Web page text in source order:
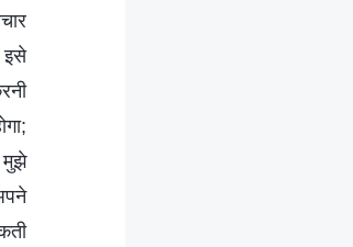
इसे
मुझे